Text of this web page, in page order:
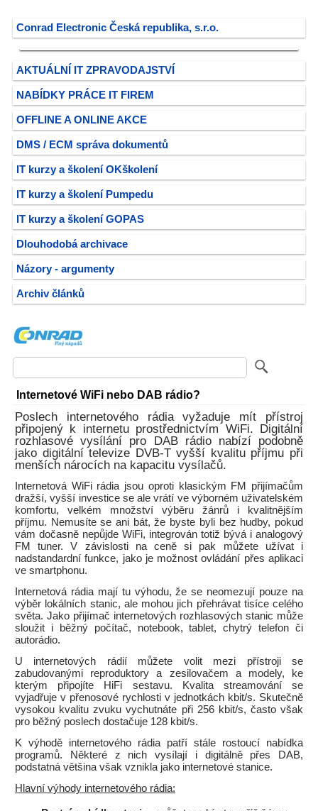
Conrad Electronic Česká republika, s.r.o.
AKTUÁLNÍ IT ZPRAVODAJSTVÍ
NABÍDKY PRÁCE IT FIREM
OFFLINE A ONLINE AKCE
DMS / ECM správa dokumentů
IT kurzy a školení OKškolení
IT kurzy a školení Pumpedu
IT kurzy a školení GOPAS
Dlouhodobá archivace
Názory - argumenty
Archiv článků
Internetové WiFi nebo DAB rádio?
Poslech internetového rádia vyžaduje mít přístroj
připojený k internetu prostřednictvím WiFi. Digitální
rozhlasové vysílání pro DAB rádio nabízí podobně
jako digitální televize DVB-T vyšší kvalitu příjmu při
menších nárocích na kapacitu vysílačů.
Internetová WiFi rádia jsou oproti klasickým FM přijímačům
dražší, vyšší investice se ale vrátí ve výborném uživatelském
komfortu, velkém množství výběru žánrů i kvalitnějším
příjmu. Nemusíte se ani bát, že byste byli bez hudby, pokud
vám dočasně nepůjde WiFi, integrován totiž bývá i analogový
FM tuner. V závislosti na ceně si pak můžete užívat i
nadstandardní funkce, jako je možnost ovládání přes aplikaci
ve smartphonu.
Internetová rádia mají tu výhodu, že se neomezují pouze na
výběr lokálních stanic, ale mohou jich přehrávat tisíce celého
světa. Jako přijímač internetových rozhlasových stanic může
sloužit i běžný počítač, notebook, tablet, chytrý telefon či
autorádio.
U internetových rádií můžete volit mezi přístroji se
zabudovanými reproduktory a zesilovačem a modely, ke
kterým připojíte HiFi sestavu. Kvalita streamování se
vyjadřuje v přenosové rychlosti v jednotkách kbit/s. Skutečně
vysokou kvalitu zvuku vychutnáte při 256 kbit/s, často však
pro běžný poslech dostačuje 128 kbit/s.
K výhodě internetového rádia patří stále rostoucí nabídka
programů. Některé z nich vysílají i digitálně přes DAB,
podstatná většina však vznikla jako internetové stanice.
Hlavní výhody internetového rádia: